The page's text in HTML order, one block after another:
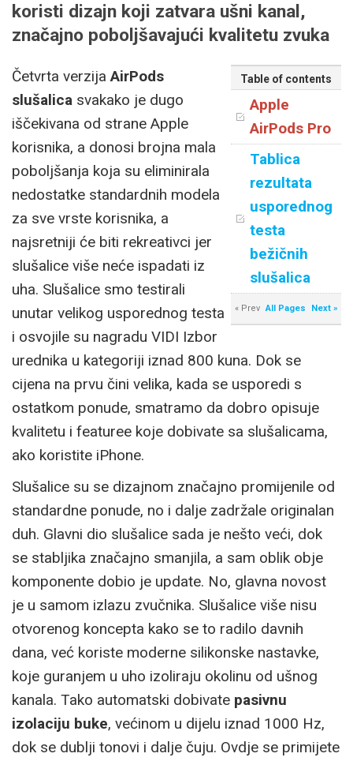
koristi dizajn koji zatvara ušni kanal,
značajno poboljšavajući kvalitetu zvuka
Table of contents
Apple
AirPods Pro
Tablica
rezultata
usporednog
testa
bežičnih
slušalica
« Prev All Pages Next »
Četvrta verzijaAirPods
slušalica svakako je dugo
iščekivana od strane Apple
korisnika, a donosi brojna mala
poboljšanja koja su eliminirala
nedostatke standardnih modela
za sve vrste korisnika, a
najsretniji će biti rekreativci jer
slušalice više neće ispadati iz
uha. Slušalice smo testirali
unutar velikog usporednog testa
i osvojile su nagradu VIDI Izbor
urednika u kategoriji iznad 800 kuna. Dok se
cijena na prvu čini velika, kada se usporedi s
ostatkom ponude, smatramo da dobro opisuje
kvalitetu i featuree koje dobivate sa slušalicama,
ako koristite iPhone.
Slušalice su se dizajnom značajno promijenile od
standardne ponude, no i dalje zadržale originalan
duh. Glavni dio slušalice sada je nešto veći, dok
se stabljika značajno smanjila, a sam oblik obje
komponente dobio je update. No, glavna novost
je u samom izlazu zvučnika. Slušalice više nisu
otvorenog koncepta kako se to radilo davnih
dana, već koriste moderne silikonske nastavke,
koje guranjem u uho izoliraju okolinu od ušnog
kanala. Tako automatski dobivate pasivnu
izolaciju buke, većinom u dijelu iznad 1000 Hz,
dok se dublji tonovi i dalje čuju. Ovdje se primijete